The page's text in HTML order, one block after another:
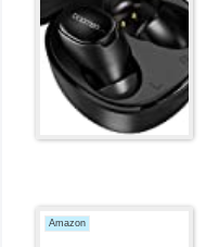
Amazon